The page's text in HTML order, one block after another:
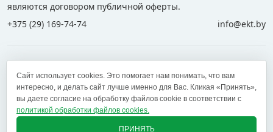
являются договором публичной оферты.
+375 (29) 169-74-74
info@ekt.by
+375 (17) 269-74-74
zakaz@ekt.by
Оставить отзыв
Сайт использует cookies. Это помогает нам понимать, что вам
интересно, и делать сайт лучше именно для Вас. Кликая «Принять»,
вы даете согласие на обработку файлов cookie в соответствии с
политикой обработки файлов cookies.
ПРИНЯТЬ